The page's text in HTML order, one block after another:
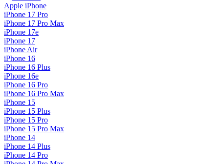
Apple iPhone
iPhone 17 Pro
iPhone 17 Pro Max
iPhone 17e
iPhone 17
iPhone Air
iPhone 16
iPhone 16 Plus
iPhone 16e
iPhone 16 Pro
iPhone 16 Pro Max
iPhone 15
iPhone 15 Plus
iPhone 15 Pro
iPhone 15 Pro Max
iPhone 14
iPhone 14 Plus
iPhone 14 Pro